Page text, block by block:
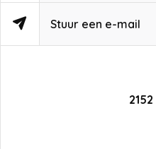
Stuur een e-mail
2152